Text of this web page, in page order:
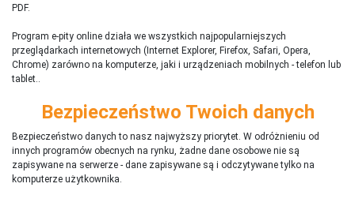
PDF.
Program e-pity online działa we wszystkich najpopularniejszych
przeglądarkach internetowych (Internet Explorer, Firefox, Safari, Opera,
Chrome) zarówno na komputerze, jaki i urządzeniach mobilnych - telefon lub
tablet..
Bezpieczeństwo Twoich danych
Bezpieczeństwo danych to nasz najwyższy priorytet. W odróżnieniu od
innych programów obecnych na rynku, żadne dane osobowe nie są
zapisywane na serwerze - dane zapisywane są i odczytywane tylko na
komputerze użytkownika.